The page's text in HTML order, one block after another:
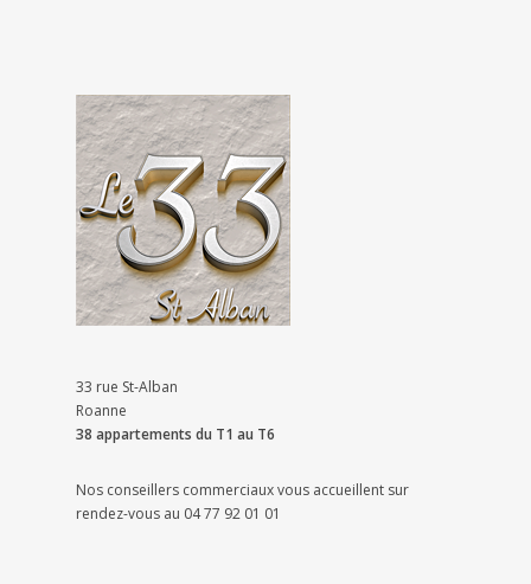
33 rue St-Alban
Roanne
38 appartements du T1 au T6
Nos conseillers commerciaux vous accueillent sur
rendez-vous au 04 77 92 01 01